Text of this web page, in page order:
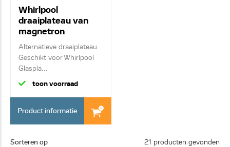
Whirlpool
draaiplateau van
magnetron
482000091203
Alternatieve draaiplateau
Geschikt voor Whirlpool
Glaspla...
toon voorraad
Product informatie
Sorteren op 21 producten gevonden